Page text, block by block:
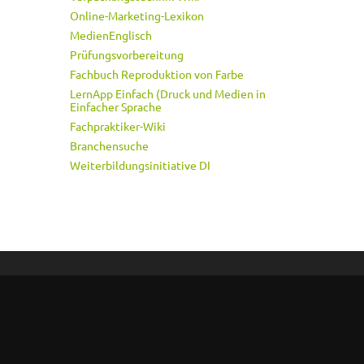
Online-Marketing-Lexikon
MedienEnglisch
Prüfungsvorbereitung
Fachbuch Reproduktion von Farbe
LernApp Einfach (Druck und Medien in
Einfacher Sprache
Fachpraktiker-Wiki
Branchensuche
Weiterbildungsinitiative DI